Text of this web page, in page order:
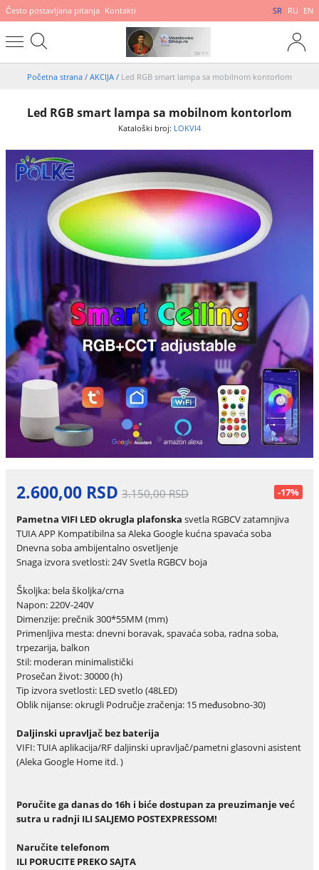
Često postavljana pitanja Kontakti SR RU EN
Početna strana / AKCIJA / Led RGB smart lampa sa mobilnom kontorlom
Led RGB smart lampa sa mobilnom kontorlom
Kataloški broj: LOKVI4
2.600,00 RSD 3.150,00 RSD -17%
Pametna VIFI LED okrugla plafonska svetla RGBCV zatamnjiva
TUIA APP Kompatibilna sa Aleka Google kućna spavaća soba
Dnevna soba ambijentalno osvetljenje
Snaga izvora svetlosti: 24V Svetla RGBCV boja
Školjka: bela školjka/crna
Napon: 220V-240V
Dimenzije: prečnik 300*55MM (mm)
Primenljiva mesta: dnevni boravak, spavaća soba, radna soba,
trpezarija, balkon
Stil: moderan minimalistički
Prosečan život: 30000 (h)
Tip izvora svetlosti: LED svetlo (48LED)
Oblik nijanse: okrugli Područje zračenja: 15 međusobno-30)
Daljinski upravljač bez baterija
VIFI: TUIA aplikacija/RF daljinski upravljač/pametni glasovni asistent
(Aleka Google Home itd. )
Poručite ga danas do 16h i biće dostupan za preuzimanje već
sutra u radnji ILI SALJEMO POSTEXPRESSOM!
Naručite telefonom
ILI PORUCITE PREKO SAJTA